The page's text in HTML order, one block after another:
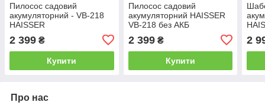
Пилосос садовий
акумуляторний - VB-218
HAISSER
2 399 ₴
Купити
Пилосос садовий
акумуляторний HAISSER
VB-218 без АКБ
2 399₴
Купити
2
Про нас